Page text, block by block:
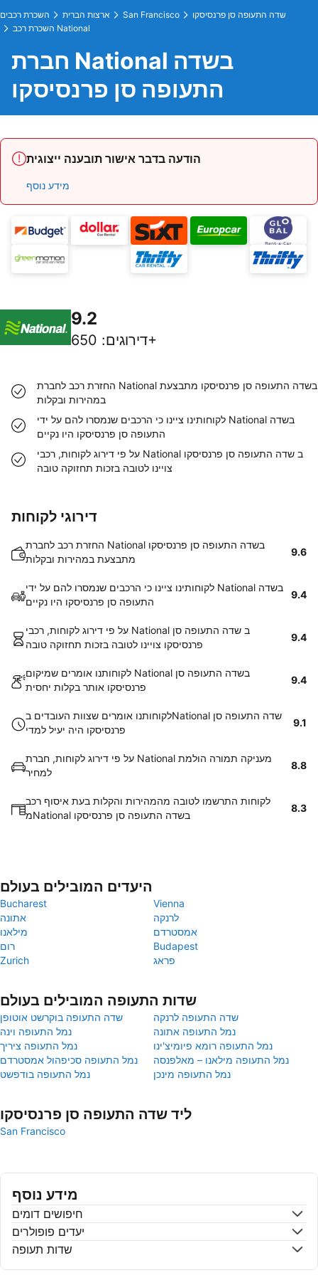
השכרת רכבים ארצות הברית San Francisco
שדה התעופה סן פרנסיסקו
השכרת רכב National
חברת National בשדה
התעופה סן פרנסיסקו
הודעה בדבר אישור תובענה ייצוגית
מידע נוסף
9.2
דירוגים: 650+
החזרת רכב לחברת National בשדה התעופה סן פרנסיסקו מתבצעת
במהירות ובקלות
לקוחותינו ציינו כי הרכבים שנמסרו להם על ידי National בשדה
התעופה סן פרנסיסקו היו נקיים
על פי דירוג לקוחות, רכבי National ב שדה התעופה סן פרנסיסקו
צויינו לטובה בזכות תחזוקה טובה
דירוגי לקוחות
החזרת רכב לחברת National בשדה התעופה סן פרנסיסקו
מתבצעת במהירות ובקלות
9.6
לקוחותינו ציינו כי הרכבים שנמסרו להם על ידי National בשדה
התעופה סן פרנסיסקו היו נקיים
9.4
על פי דירוג לקוחות, רכבי National ב שדה התעופה סן
פרנסיסקו צויינו לטובה בזכות תחזוקה טובה
9.4
לקוחותנו אומרים שמיקום National בשדה התעופה סן
פרנסיסקו אותר בקלות יחסית
9.4
לקוחותנו אומרים שצוות העובדים בNational שדה התעופה סן
פרנסיסקו היה יעיל למדי
9.1
על פי דירוג לקוחות, חברת National מעניקה תמורה הולמת
למחיר
8.8
לקוחות התרשמו לטובה מהמהירות והקלות בעת איסוף רכב
מNational בשדה התעופה סן פרנסיסקו
8.3
היעדים המובילים בעולם
Bucharest
Vienna
אתונה
לרנקה
מילאנו
אמסטרדם
רום
Budapest
Zurich
פראג
שדות התעופה המובילים בעולם
שדה התעופה בוקרשט אוטופן
שדה התעופה לרנקה
נמל התעופה וינה
נמל התעופה אתונה
נמל התעופה ציריך
נמל התעופה רומא פיומיצ'ינו
נמל התעופה סכיפהול אמסטרדם
נמל התעופה מילאנו – מאלפנסה
נמל התעופה בודפשט
נמל התעופה מינכן
ליד שדה התעופה סן פרנסיסקו
San Francisco
מידע נוסף
חיפושים דומים
יעדים פופולרים
שדות תעופה